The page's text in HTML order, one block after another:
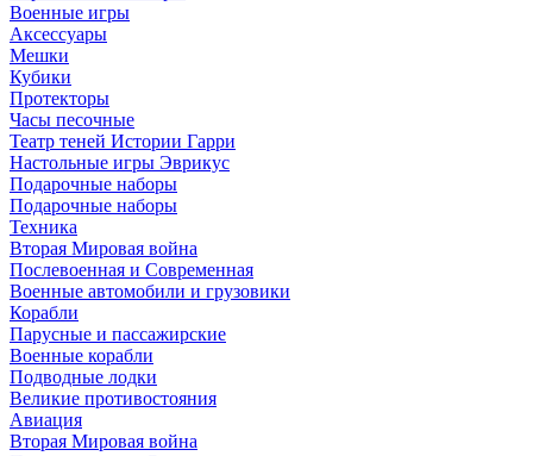
Военные игры
Аксессуары
Мешки
Кубики
Протекторы
Часы песочные
Театр теней Истории Гарри
Настольные игры Эврикус
Подарочные наборы
Подарочные наборы
Техника
Вторая Мировая война
Послевоенная и Современная
Военные автомобили и грузовики
Корабли
Парусные и пассажирские
Военные корабли
Подводные лодки
Великие противостояния
Авиация
Вторая Мировая война